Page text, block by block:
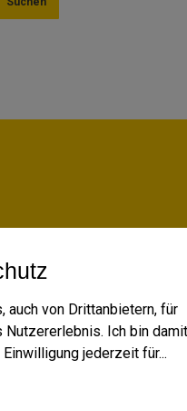
auch von Drittanbietern, für
Ich bin damit
jederzeit für...